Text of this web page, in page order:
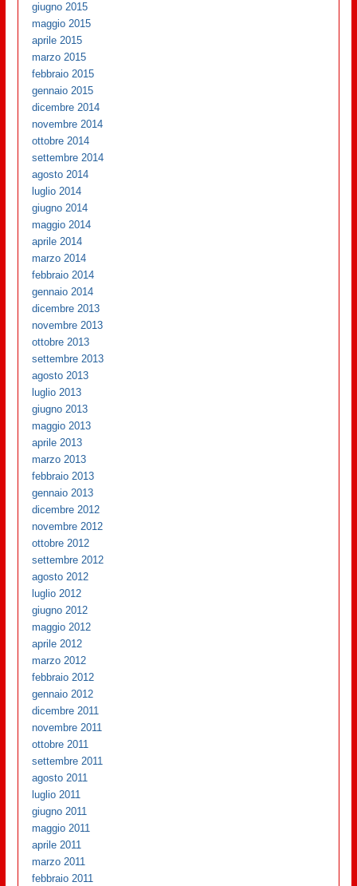
giugno 2015
maggio 2015
aprile 2015
marzo 2015
febbraio 2015
gennaio 2015
dicembre 2014
novembre 2014
ottobre 2014
settembre 2014
agosto 2014
luglio 2014
giugno 2014
maggio 2014
aprile 2014
marzo 2014
febbraio 2014
gennaio 2014
dicembre 2013
novembre 2013
ottobre 2013
settembre 2013
agosto 2013
luglio 2013
giugno 2013
maggio 2013
aprile 2013
marzo 2013
febbraio 2013
gennaio 2013
dicembre 2012
novembre 2012
ottobre 2012
settembre 2012
agosto 2012
luglio 2012
giugno 2012
maggio 2012
aprile 2012
marzo 2012
febbraio 2012
gennaio 2012
dicembre 2011
novembre 2011
ottobre 2011
settembre 2011
agosto 2011
luglio 2011
giugno 2011
maggio 2011
aprile 2011
marzo 2011
febbraio 2011